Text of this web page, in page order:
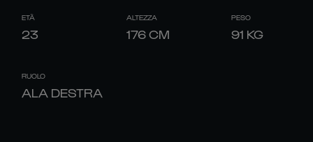
ETÀ
23
ALTEZZA
176CM
PESO
91 KG
RUOLO
ALA DESTRA